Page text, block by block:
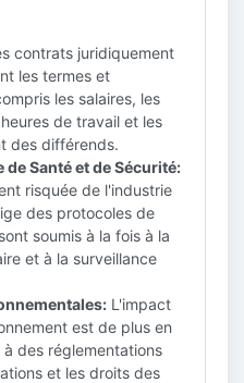
contrats juridiquement
les termes et
les salaires, les
de travail et les
des différends.
de Santé et de Sécurité:
risquée de l'industrie
des protocoles de
soumis à la fois à la
et à la surveillance
L'impact
est de plus en
des réglementations
et les droits des